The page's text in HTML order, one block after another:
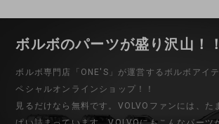
ボルボのパーツが盛り沢山！！
ボルボ専門店「ONE'S」が運営するボルボアイ
ペシャルオンラインショップ！！
見るだけなら無料です。VOLVOファンには、た